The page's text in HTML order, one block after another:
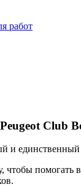
работ
Club
и
чтобы помогать